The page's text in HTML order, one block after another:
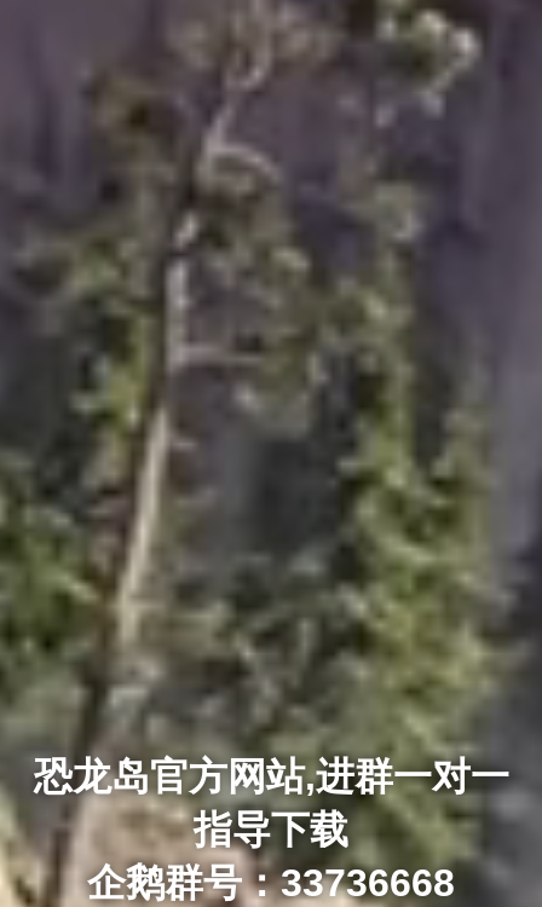
恐龙岛官方网站,进群一对一
指导下载
企鹅群号：33736668